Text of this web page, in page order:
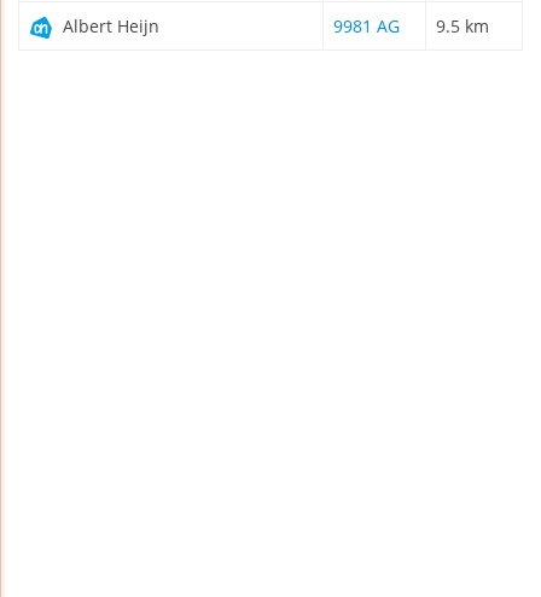
Albert Heijn 9981 AG 9.5 km